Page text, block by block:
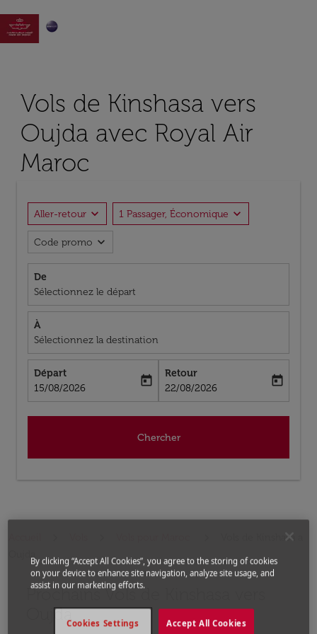

Vols de Kinshasa vers
Oujda avec Royal Air
Maroc
Aller-retour expand_more 1 Passager, Économique expand_more
Code promo expand_more
De
Sélectionnez le départ
À
Sélectionnez la destination
Départ
fc-booking-departure-date-aria-label
15/08/2026
today
Retour
fc-booking-return-date-aria-label
22/08/2026
today
Chercher
Vols de Kinshasa a
Prochains Vols de Kinshasa vers
Oujda
Aucun tarif trouvé pour les options populaires
By clicking “Accept All Cookies”, you agree to the storing of cookies
on your device to enhance site navigation, analyze site usage, and
assist in our marketing efforts.
Accept All Cookies
Cookies Settings